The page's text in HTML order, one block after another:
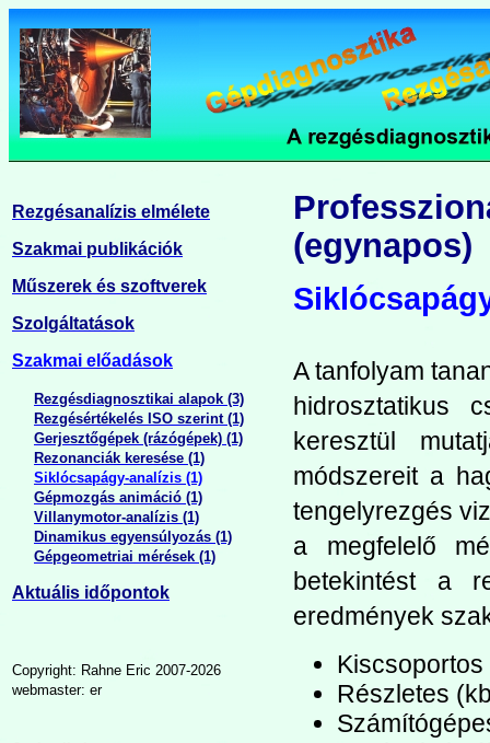
Rezgésanalízis elmélete
Szakmai publikációk
Műszerek és szoftverek
Szolgáltatások
Szakmai előadások
Rezgésdiagnosztikai alapok (3)
Rezgésértékelés ISO szerint (1)
Gerjesztőgépek (rázógépek) (1)
Rezonanciák keresése (1)
Siklócsapágy-analízis (1)
Gépmozgás animáció (1)
Villanymotor-analízis (1)
Dinamikus egyensúlyozás (1)
Gépgeometriai mérések (1)
Aktuális időpontok
Copyright: Rahne Eric 2007-2026
webmaster: er
(egynapos)
A tanfolyam
hidrosztatikus
keresztül
módszereit a
tengelyrezgés
a megfelelő
betekintést a
eredmények
Részletes